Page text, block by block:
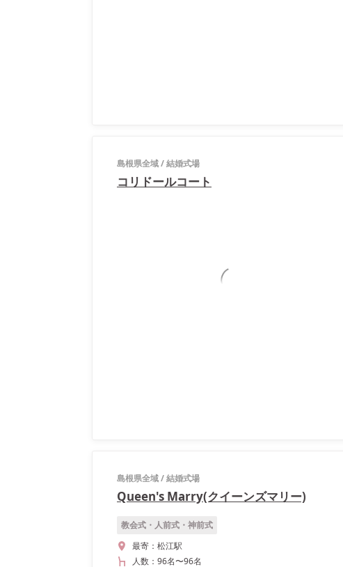
島根県全域/結婚式場
コリドールコート
島根県全域/結婚式場
Queen's Marry(クイーンズマリー)
教会式・人前式・神前式
最寄： 松江駅
人数： 96名〜96名